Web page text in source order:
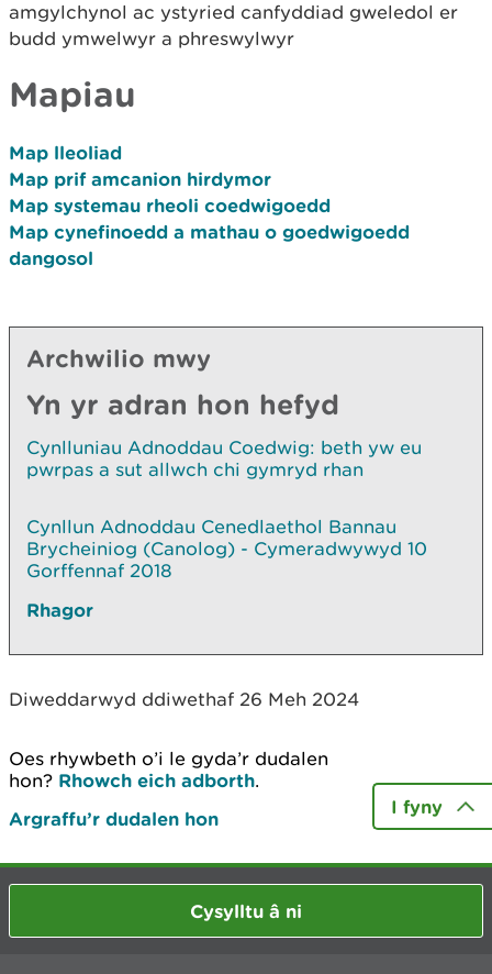
amgylchynol ac ystyried canfyddiad gweledol er
budd ymwelwyr a phreswylwyr
Mapiau
Map lleoliad
Map prif amcanion hirdymor
Map systemau rheoli coedwigoedd
Map cynefinoedd a mathau o goedwigoedd
dangosol
Archwilio mwy
Yn yr adran hon hefyd
Cynlluniau Adnoddau Coedwig: beth yw eu
pwrpas a sut allwch chi gymryd rhan
Cynllun Adnoddau Cenedlaethol Bannau
Brycheiniog (Canolog) - Cymeradwywyd 10
Gorffennaf 2018
Rhagor
Diweddarwyd ddiwethaf 26 Meh 2024
Oes rhywbeth o’i le gyda’r dudalen
hon? Rhowch eich adborth.
Argraffu’r dudalen hon
I fyny
Cysylltu â ni